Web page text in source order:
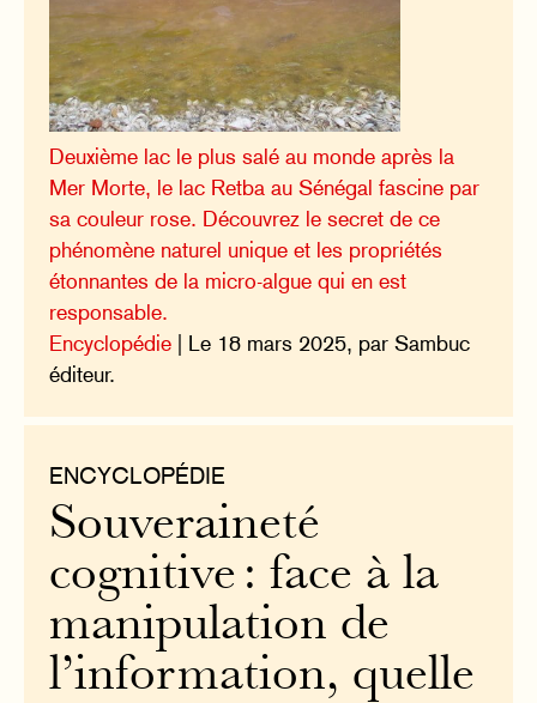
Deuxième lac le plus salé au monde après la
Mer Morte, le lac Retba au Sénégal fascine par
sa couleur rose. Découvrez le secret de ce
phénomène naturel unique et les propriétés
étonnantes de la micro-algue qui en est
responsable.
Encyclopédie | Le 18 mars 2025, par Sambuc
éditeur.
ENCYCLOPÉDIE
Souveraineté
cognitive : face à la
manipulation de
l’information, quelle